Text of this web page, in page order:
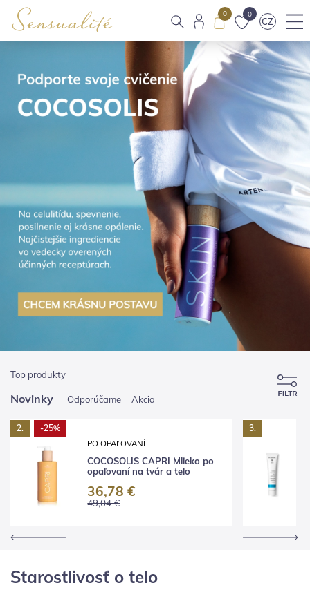
0 0
CZ
Top produkty
Novinky Odporúčame Akcia
2.
-25%
PO OPAĽOVANÍ
COCOSOLIS CAPRI Mlieko po
opaľovaní na tvár a telo
49,04 €
36,78 €
3.
Starostlivosť o telo